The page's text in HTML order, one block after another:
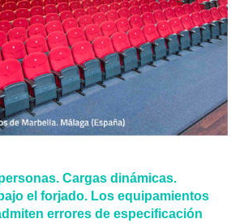
Cargas dinámicas.
el forjado. Los equipamientos
errores de especificación